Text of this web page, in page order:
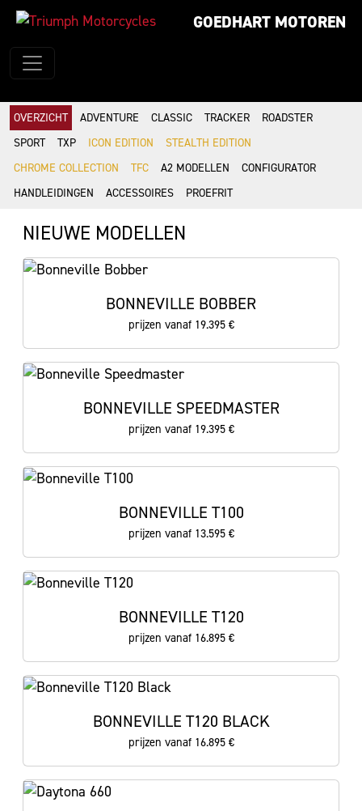
GOEDHART MOTOREN
OVERZICHT ADVENTURE CLASSIC TRACKER
ROADSTER
SPORT
TXP ICON EDITION
STEALTH EDITION
CHROME COLLECTION
TFC A2 MODELLEN
CONFIGURATOR
HANDLEIDINGEN
ACCESSOIRES PROEFRIT
NIEUWE MODELLEN
BONNEVILLE BOBBER
prijzen vanaf 19.395 €
BONNEVILLE SPEEDMASTER
prijzen vanaf 19.395 €
BONNEVILLE T100
prijzen vanaf 13.595 €
BONNEVILLE T120
prijzen vanaf 16.895 €
BONNEVILLE T120 BLACK
prijzen vanaf 16.895 €